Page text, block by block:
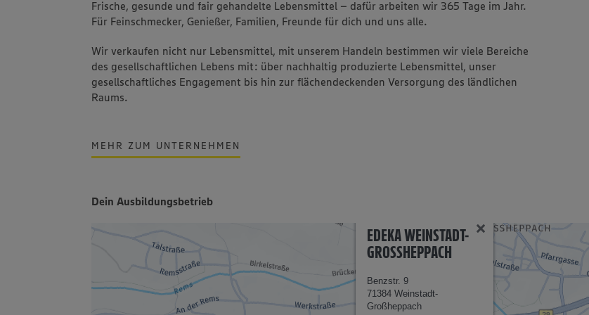
Frische, gesunde und fair gehandelte Lebensmittel – dafür arbeiten wir 365 Tage im Jahr.
Für Feinschmecker, Genießer, Familien, Freunde für dich und uns alle.
Wir verkaufen nicht nur Lebensmittel, mit unserem Handeln bestimmen wir viele Bereiche
des gesellschaftlichen Lebens mit: über nachhaltig produzierte Lebensmittel, unser
gesellschaftliches Engagement bis hin zur flächendeckenden Versorgung des ländlichen
Raums.
MEHR ZUM UNTERNEHMEN
Dein Ausbildungsbetrieb
EDEKA WEINSTADT-
GROSSHEPPACH
Benzstr. 9
71384 Weinstadt-
Großheppach